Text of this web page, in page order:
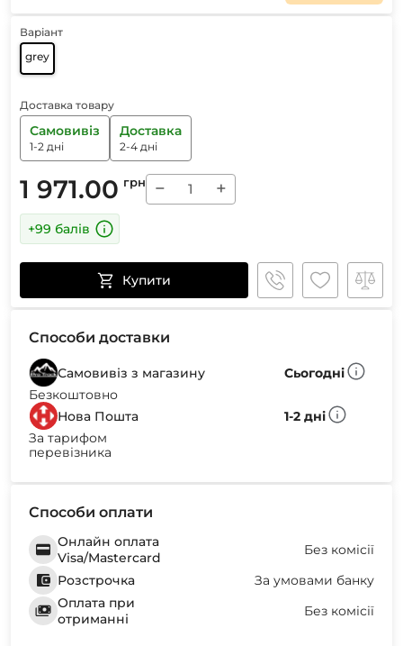
Варіант
grey
Доставка товару
Самовивіз
1-2 дні
Доставка
2-4 дні
1 971.00 грн − +
+99 балів
Купити
Способи доставки
Самовивіз з магазину
Сьогодні
Безкоштовно
Нова Пошта
1-2 дні
За тарифом
перевізника
Способи оплати
Онлайн оплата
Visa/Mastercard
Без комісії
Розстрочка
За умовами банку
Оплата при
отриманні
Без комісії